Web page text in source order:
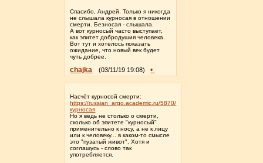
Спасибо, Андрей. Только я никогда
не слышала курносая в отношении
смерти. Безносая - слышала.
А вот курносый часто выступает,
как эпитет добродушия человека.
Вот тут и хотелось показать
ожидание, что новый век будет
чуть добрее.
chajka (03/11/19 19:08) •
Насчёт курносой смерти:
https://russian_argo.academic.ru/5870/
курносая
Но я ведь не столько о смерти,
сколько об эпитете "курносый"
применительно к носу, а не к лицу
или к человеку... в каком-то смысле
это "пузатый живот". Хотя и
соглашусь - слово так
употребляется.